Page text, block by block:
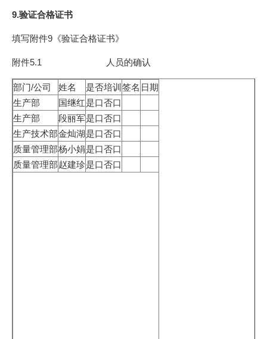
9.验证合格证书
填写附件9《验证合格证书》
附件5.1 人员的确认
部门/公司 姓名 是否培训 签名 日期
生产部
国继红是口否口
生产部
段丽军是口否口
生产技术部金灿湖是口否口
质量管理部杨小娟是口否口
质量管理部赵建珍是口否口